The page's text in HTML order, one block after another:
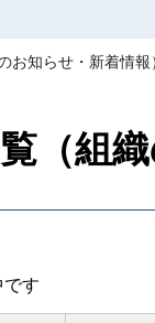
お知らせ・新着情報
（組
です